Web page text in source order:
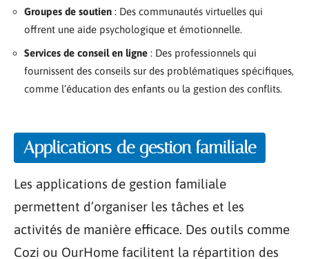
Groupes de soutien : Des communautés virtuelles qui
offrent une aide psychologique et émotionnelle.
Services de conseil en ligne : Des professionnels qui
fournissent des conseils sur des problématiques spécifiques,
comme l’éducation des enfants ou la gestion des conflits.
Applications de gestion familiale
Les applications de gestion familiale
permettent d’organiser les tâches et les
activités de manière efficace. Des outils comme
Cozi ou OurHome facilitent la répartition des